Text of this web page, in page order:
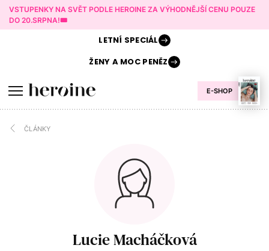
VSTUPENKY NA SVĚT PODLE HEROINE ZA VÝHODNĚJŠÍ CENU POUZE
DO 20.SRPNA!🎟️
E-SHOP
LETNÍ SPECIÁL
ŽENY AMOC PENĚZ
ČLÁNKY
Lucie Macháčková